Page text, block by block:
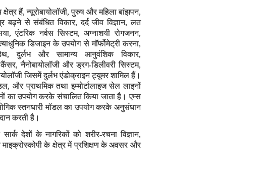
हैं, न्यूरोबायोलॉजी, पुरुष और महिला बांझपन,
बढ़ने से संबंधित विकार, दर्द जीव विज्ञान, लत
एंटरिक नर्वस सिस्टम, अग्नाशयी रोगजनन,
डिजाइन के उपयोग से मॉर्फोमेट्री करना,
दुर्लभ और सामान्य आनुवंशिक विकार,
नैनोबायोलॉजी और ड्रग-डिलीवरी सिस्टम,
जिसमें दुर्लभ एंडोक्राइन ट्यूमर शामिल हैं।
और प्राथमिक तथा इम्मोर्टालाइज सेल लाइनों
उपयोग करके संचालित किया जाता है। एम्स
स्तनधारी मॉडल का उपयोग करके अनुसंधान
करती है।
देशों के नागरिकों को शरीर-रचना विज्ञान,
के क्षेत्र में प्रशिक्षण के अवसर और